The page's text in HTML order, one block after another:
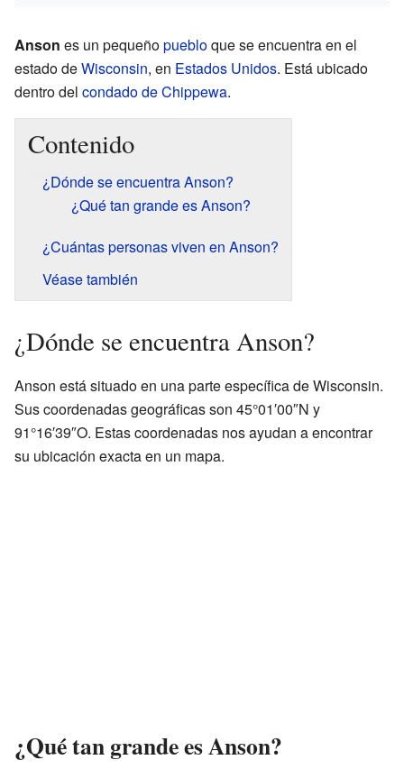
Anson es un pequeñopuebloque se encuentra en el
estado deWisconsin, en Estados Unidos. Está ubicado
dentro del condado de Chippewa.
Contenido
¿Dónde se encuentra Anson?
¿Qué tan grande es Anson?
¿Cuántas personas viven en Anson?
Véase también
¿Dónde se encuentra Anson?
Anson está situado en una parte específica de Wisconsin.
Sus coordenadas geográficas son 45°01′00″N y
91°16′39″O. Estas coordenadas nos ayudan a encontrar
su ubicación exacta en un mapa.
¿Qué tan grande es Anson?